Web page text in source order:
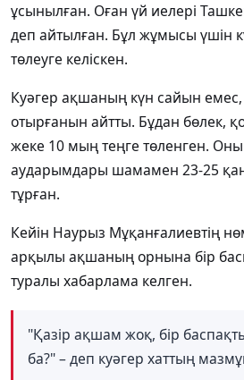
ұсынылған. Оған үй иелері
деп айтылған. Бұл жұмысы үшін
төлеуге келіскен.
Куәгер ақшаның күн сайын
отырғанын айтты. Бұдан бөлек,
жеке 10 мың теңге төленген.
аударымдары шамамен 23-25
тұрған.
Кейін Наурыз Мұқанғалиевтің
арқылы ақшаның орнына бір
туралы хабарлама келген.
"Қазір ақшам жоқ, бір
ба?" – деп куәгер хаттың